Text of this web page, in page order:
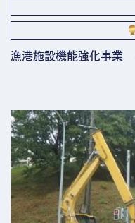
漁港施設機能強化事業